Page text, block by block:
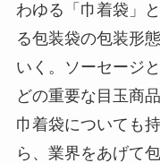
わゆる「巾着袋」
る包装袋の包装形
いく。ソーセージ
どの重要な目玉商
巾着袋についても
ら、業界をあげて